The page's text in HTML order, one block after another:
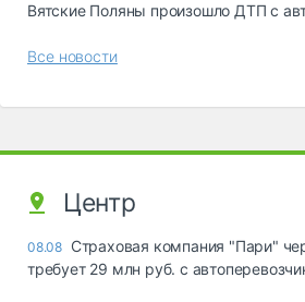
Вятские Поляны произошло ДТП с
Все новости
Центр
08.08 Страховая компания "Пари"
требует 29 млн руб. с